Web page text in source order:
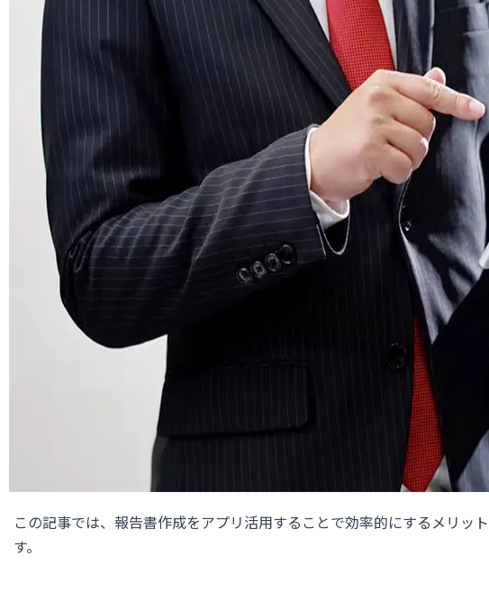
この記事では、報告書作成をアプリ活用することで効率的にするメリッ
す。